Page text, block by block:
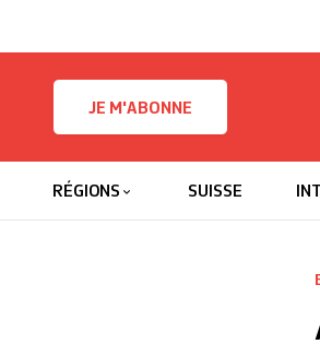
JE M'ABONNE
RÉGIONS SUISSE